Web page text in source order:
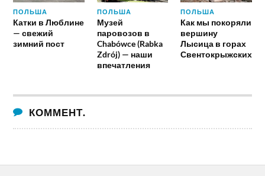
ПОЛЬША
Катки в Люблине
— свежий
зимний пост
ПОЛЬША
Музей
паровозов в
Chabówce (Rabka
Zdrój) — наши
впечатления
ПОЛЬША
Как мы покоряли
вершину
Лысица в горах
Свентокрыжских
КОММЕНТ.